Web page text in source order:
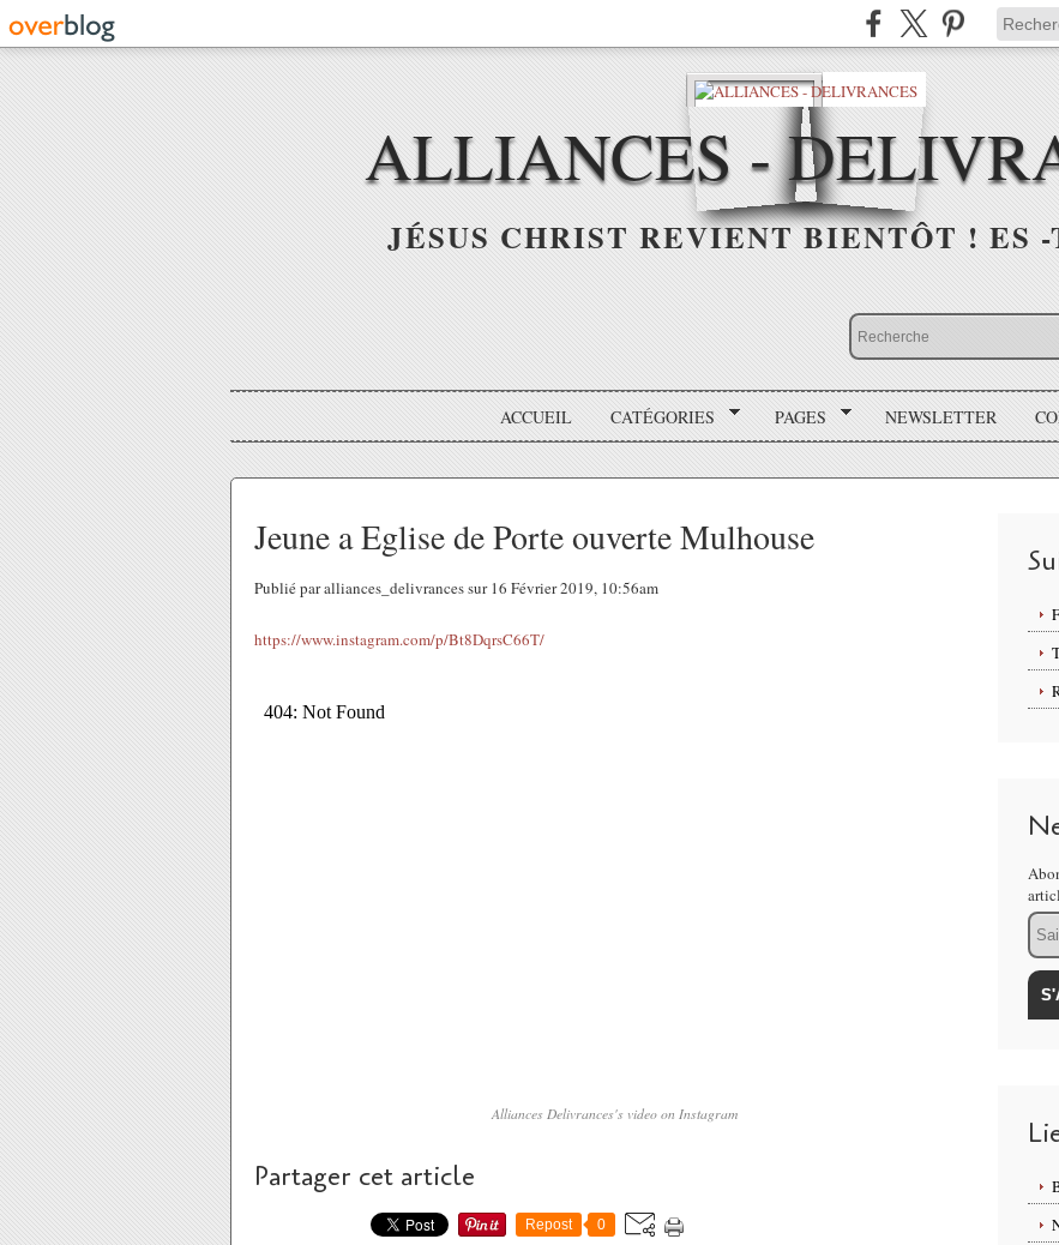
ALLIANCES -
JÉSUS CHRIST REVIENT BIENTÔT ! ES -
ACCUEIL CATÉGORIES PAGES NEWSLETTER
Jeune a Eglise de Porte ouverte Mulhouse
Publié par alliances_delivrances sur 16 Février 2019, 10:56am
https://www.instagram.com/p/Bt8DqrsC66T/
Alliances Delivrances's video on Instagram
Partager cet article
Repost 0